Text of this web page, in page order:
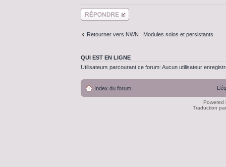
Répondre
Retourner vers NWN : Modules solos et persistants
QUI EST EN LIGNE
Utilisateurs parcourant ce forum: Aucun utilisateur
Index du forum
Powered
Traduction